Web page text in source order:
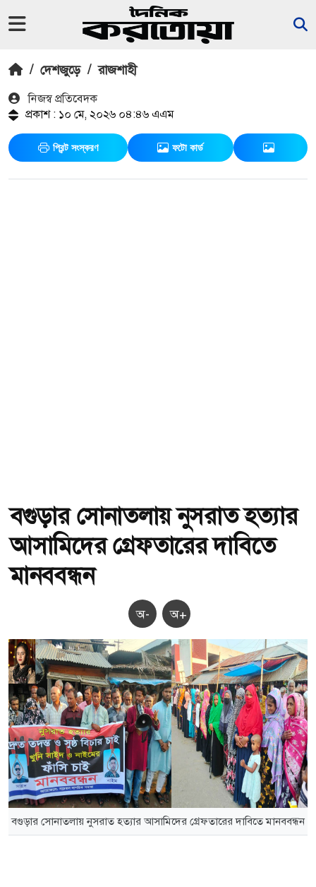
/ দেশজুড়ে / রাজশাহী
নিজস্ব প্রতিবেদক
প্রকাশ : ১০ মে, ২০২৬ ০৪:৪৬ এএম
প্রিন্ট সংস্করণ ফটো কার্ড
বগুড়ার সোনাতলায় নুসরাত হত্যার
আসামিদের গ্রেফতারের দাবিতে
মানববন্ধন
অ- অ+
বগুড়ার সোনাতলায় নুসরাত হত্যার আসামিদের গ্রেফতারের দাবিতে মানববন্ধন